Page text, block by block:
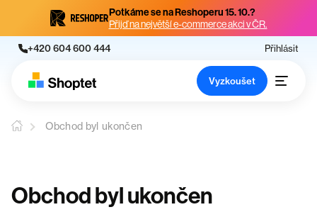
Potkáme se na Reshoperu 15. 10.?
Přijď na největší e-commerce akci v ČR.
+420 604 600 444 Přihlásit
Vyzkoušet
Obchod byl ukončen
Obchod byl ukončen